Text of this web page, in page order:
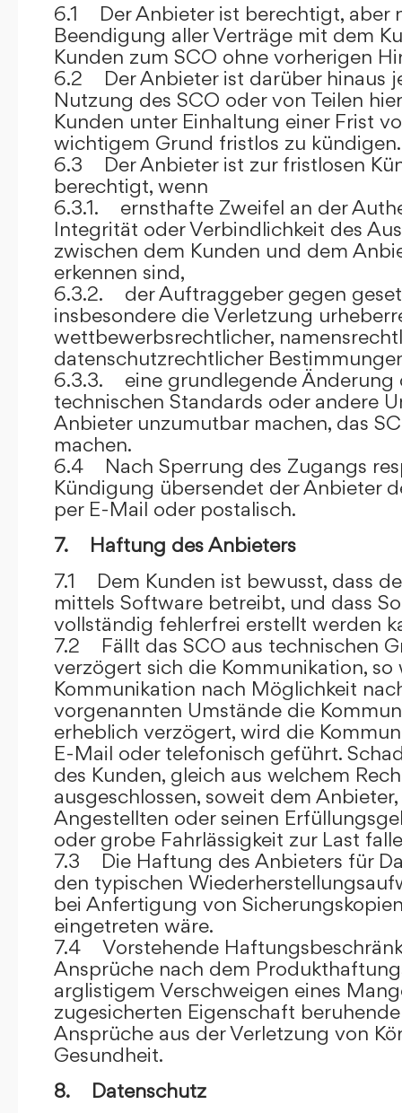
6.1 Der Anbieter ist berechtigt, aber
Beendigung aller Verträge mit dem
Kunden zum SCO ohne vorherigen
6.2 Der Anbieter ist darüber hinaus
Nutzung des SCO oder von Teilen
Kunden unter Einhaltung einer Frist
wichtigem Grund fristlos zu kündigen.
6.3 Der Anbieter ist zur fristlosen
berechtigt, wenn
6.3.1. ernsthafte Zweifel an der
Integrität oder Verbindlichkeit des
zwischen dem Kunden und dem
erkennen sind,
6.3.2. der Auftraggeber gegen
insbesondere die Verletzung
wettbewerbsrechtlicher,
datenschutzrechtlicher
6.3.3. eine grundlegende Änderung
technischen Standards oder andere
Anbieter unzumutbar machen, das
machen.
6.4 Nach Sperrung des Zugangs
Kündigung übersendet der Anbieter
per E-Mail oder postalisch.
7. Haftung des Anbieters
7.1 Dem Kunden ist bewusst, dass
mittels Software betreibt, und dass
vollständig fehlerfrei erstellt werden
7.2 Fällt das SCO aus technischen
verzögert sich die Kommunikation, so
Kommunikation nach Möglichkeit
vorgenannten Umstände die
erheblich verzögert, wird die
E-Mail oder telefonisch geführt.
des Kunden, gleich aus welchem
ausgeschlossen, soweit dem
Angestellten oder seinen
oder grobe Fahrlässigkeit zur Last
7.3 Die Haftung des Anbieters für
den typischen
bei Anfertigung von
eingetreten wäre.
7.4 Vorstehende
Ansprüche nach dem
arglistigem Verschweigen eines
zugesicherten Eigenschaft
Ansprüche aus der Verletzung von
Gesundheit.
8. Datenschutz